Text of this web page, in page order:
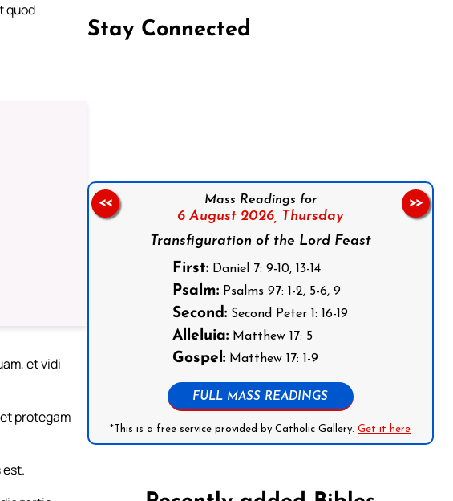
quod
et vidi
protegam
est.
Stay Connected
Mass Readings for
6 August 2026, Thursday
Transfiguration of the Lord Feast
First: Daniel 7: 9-10, 13-14
Psalm: Psalms 97: 1-2, 5-6, 9
Second: Second Peter 1: 16-19
Alleluia: Matthew 17: 5
Gospel: Matthew 17: 1-9
FULL MASS READINGS
*This is a free service provided by Catholic Gallery.Get it here
<< >>